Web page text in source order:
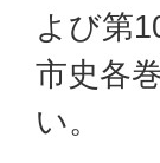
よび第
市史各
い。